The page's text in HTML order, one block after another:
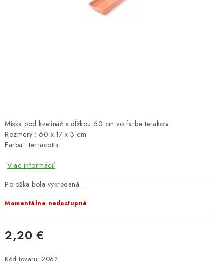
Kontakty
Obchodné podmienky
Podmienky ochrany osobných údajov
Miska pod kvetináč s dĺžkou 60 cm vo farbe terakota.
Rozmery : 60 x 17 x 3 cm
Farba : terracotta
Viac informácií
Položka bola vypredaná…
Momentálne nedostupné
2,20 €
Kód tovaru: 2062